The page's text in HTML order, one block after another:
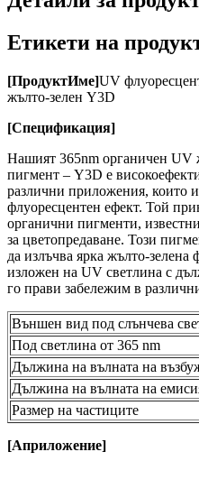
Етикети на
[ПродуктИме]UV
жълто-зелен Y3D
[Спецификация]
Нашият 365nm органичен UV
пигмент – Y3D е
различни приложения, които
флуоресцентен ефект. Той
органични пигменти,
за цветопредаване. Този
да излъчва ярка жълто-зелена
изложен на UV светлина с
го прави забележим в
Външен вид под слънчева
Под светлина от 365 nm
Дължина на вълната на
Дължина на вълната на
Размер на частиците
[Aприложение]